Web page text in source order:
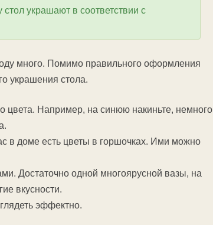
украшают в соответствии с
много. Помимо правильного оформления
украшения стола.
цвета. Например, на синюю накиньте, немного
в доме есть цветы в горшочках. Ими можно
Достаточно одной многоярусной вазы, на
вкусности.
эффектно.